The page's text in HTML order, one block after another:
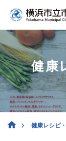
健康
健康レシピ